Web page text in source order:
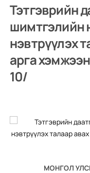
Тэтгэврийн
шимтгэлийн
нэвтрүүлэх
арга
10/
МОНГОЛ